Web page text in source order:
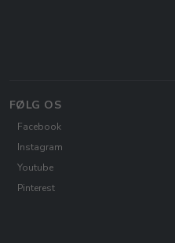
FØLG OS
Facebook
Instagram
Youtube
Pinterest